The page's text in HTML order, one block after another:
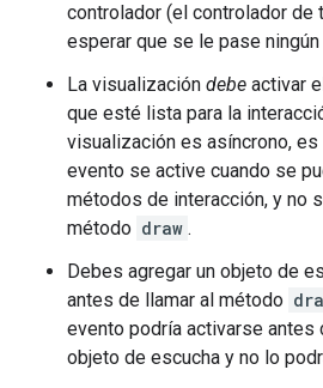
controlador (el controlador de
esperar que se le pase ningún
La visualización debe activar
que esté lista para la
visualización es asíncrono,
evento se active cuando se
métodos de interacción, y no
método draw .
Debes agregar un objeto de
antes de llamar al método
evento podría activarse antes
objeto de escucha y no lo